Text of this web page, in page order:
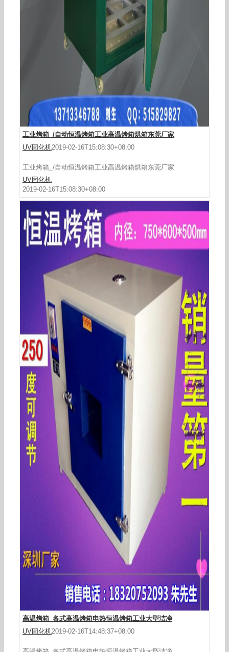
工业烤箱_/自动恒温烤箱工业高温烤箱烘箱东莞厂家
UV固化机2019-02-16T15:08:30+08:00
工业烤箱_/自动恒温烤箱工业高温烤箱烘箱东莞厂家
UV固化机
2019-02-16T15:08:30+08:00
净
高温烤箱_各式高温烤箱电热恒温烤箱工业大型洁净
UV固化机2019-02-16T14:48:37+08:00
工业烤箱_大型工业烤箱五金高温烤箱厂家直销